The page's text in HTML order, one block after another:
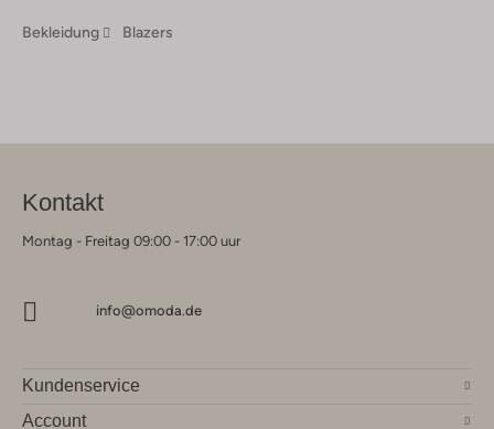
Bekleidung Blazers
Kontakt
Montag - Freitag 09:00 - 17:00 uur
info@omoda.de
Kundenservice
Account